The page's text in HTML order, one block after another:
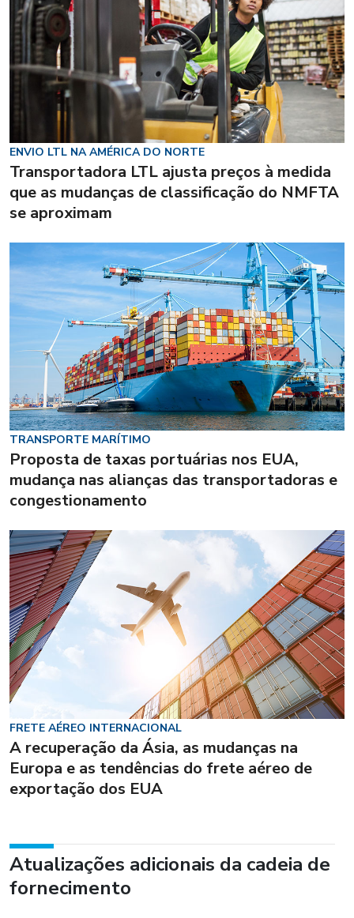
ENVIO LTL NA AMÉRICA DO NORTE
Transportadora LTL ajusta preços à medida
que as mudanças de classificação do NMFTA
se aproximam
TRANSPORTE MARÍTIMO
Proposta de taxas portuárias nos EUA,
mudança nas alianças das transportadoras e
congestionamento
FRETE AÉREO INTERNACIONAL
A recuperação da Ásia, as mudanças na
Europa e as tendências do frete aéreo de
exportação dos EUA
Atualizações adicionais da cadeia de
fornecimento